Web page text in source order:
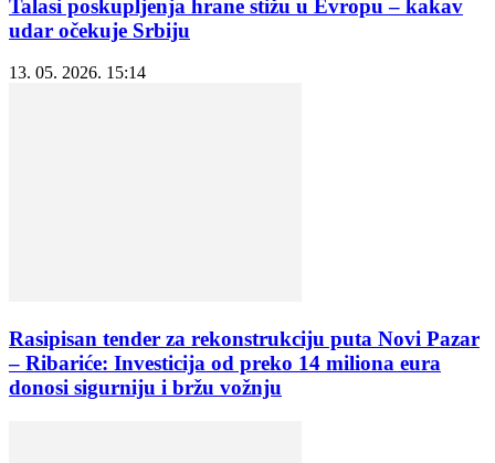
Talasi poskupljenja hrane stižu u Evropu – kakav
udar očekuje Srbiju
13. 05. 2026. 15:14
Rasipisan tender za rekonstrukciju puta Novi Pazar
– Ribariće: Investicija od preko 14 miliona eura
donosi sigurniju i bržu vožnju